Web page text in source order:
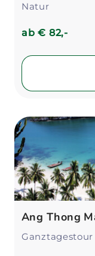
Natur
ab€ 82,-
Ang Thong